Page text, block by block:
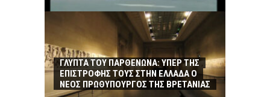
ΓΛΥΠΤΑ ΤΟΥ ΠΑΡΘΕΝΩΝΑ: ΥΠΕΡ ΤΗΣ
ΕΠΙΣΤΡΟΦΗΣ ΤΟΥΣ ΣΤΗΝ ΕΛΛΑΔΑ Ο
ΝΕΟΣ ΠΡΩΘΥΠΟΥΡΓΟΣ ΤΗΣ ΒΡΕΤΑΝΙΑΣ